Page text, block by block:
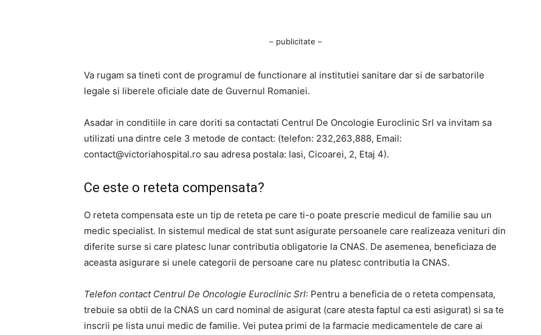
– publicitate –
Va rugam sa tineti cont de programul de functionare al institutiei sanitare dar si de sarbatorile
legale si liberele oficiale date de Guvernul Romaniei.
Asadar in conditiile in care doriti sa contactati Centrul De Oncologie Euroclinic Srl va invitam sa
utilizati una dintre cele 3 metode de contact: (telefon: 232,263,888, Email:
contact@victoriahospital.ro sau adresa postala: Iasi, Cicoarei, 2, Etaj 4).
Ce este o reteta compensata?
O reteta compensata este un tip de reteta pe care ti-o poate prescrie medicul de familie sau un
medic specialist. In sistemul medical de stat sunt asigurate persoanele care realizeaza venituri din
diferite surse si care platesc lunar contributia obligatorie la CNAS. De asemenea, beneficiaza de
aceasta asigurare si unele categorii de persoane care nu platesc contributia la CNAS.
Telefon contact Centrul De Oncologie Euroclinic Srl: Pentru a beneficia de o reteta compensata,
trebuie sa obtii de la CNAS un card nominal de asigurat (care atesta faptul ca esti asigurat) si sa te
inscrii pe lista unui medic de familie. Vei putea primi de la farmacie medicamentele de care ai